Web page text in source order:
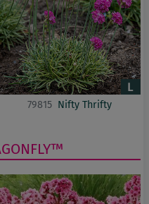
79815 Nifty Thrifty